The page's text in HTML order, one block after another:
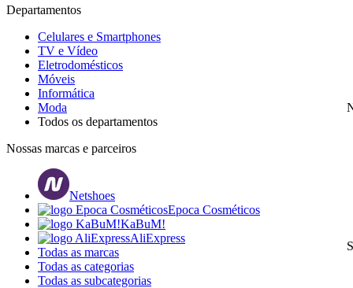
Departamentos
Celulares e Smartphones
TV e Vídeo
Eletrodomésticos
Móveis
Informática
Moda
Todos os departamentos
Nossas marcas e parceiros
Netshoes
Epoca Cosméticos
KaBuM!
AliExpress
Todas as marcas
Todas as categorias
Todas as subcategorias